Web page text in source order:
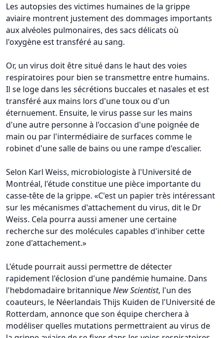
Les autopsies des victimes humaines de la grippe
aviaire montrent justement des dommages importants
aux alvéoles pulmonaires, des sacs délicats où
l'oxygène est transféré au sang.
Or, un virus doit être situé dans le haut des voies
respiratoires pour bien se transmettre entre humains.
Il se loge dans les sécrétions buccales et nasales et est
transféré aux mains lors d'une toux ou d'un
éternuement. Ensuite, le virus passe sur les mains
d'une autre personne à l'occasion d'une poignée de
main ou par l'intermédiaire de surfaces comme le
robinet d'une salle de bains ou une rampe d'escalier.
Selon Karl Weiss, microbiologiste à l'Université de
Montréal, l'étude constitue une pièce importante du
casse-tête de la grippe. «C'est un papier très intéressant
sur les mécanismes d'attachement du virus, dit le Dr
Weiss. Cela pourra aussi amener une certaine
recherche sur des molécules capables d'inhiber cette
zone d'attachement.»
L'étude pourrait aussi permettre de détecter
rapidement l'éclosion d'une pandémie humaine. Dans
l'hebdomadaire britanniqueNew Scientist, l'un des
coauteurs, le Néerlandais Thijs Kuiden de l'Université de
Rotterdam, annonce que son équipe cherchera à
modéliser quelles mutations permettraient au virus de